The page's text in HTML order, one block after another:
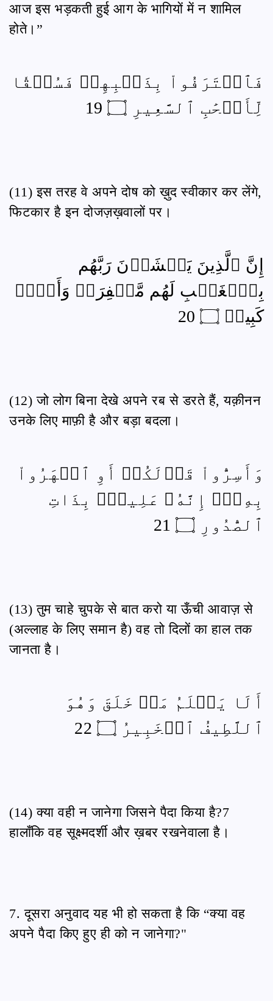
आज इस भड़कती हुई आग के भागियों में न शामिल
होते।”
فَٱعۡتَرَفُواْ بِذَنۢبِهِمۡ فَسُحۡقٗا
لِّأَصۡحَٰبِ ٱلسَّعِيرِ ۝ 19
(11) इस तरह वे अपने दोष को ख़ुद स्वीकार कर लेंगे,
फिटकार है इन दोजज़ख़वालों पर।
إِنَّ ٱلَّذِينَ يَخۡشَوۡنَ رَبَّهُم
بِٱلۡغَيۡبِ لَهُم مَّغۡفِرَةٞ وَأَجۡرٞ
كَبِيرٞ ۝ 20
(12) जो लोग बिना देखे अपने रब से डरते हैं, यक़ीनन
उनके लिए माफ़ी है और बड़ा बदला।
وَأَسِرُّواْ قَوۡلَكُمۡ أَوِ ٱجۡهَرُواْ
بِهِۦٓۖ إِنَّهُۥ عَلِيمُۢ بِذَاتِ
ٱلصُّدُورِ ۝ 21
(13) तुम चाहे चुपके से बात करो या ऊँची आवाज़ से
(अल्लाह के लिए समान है) वह तो दिलों का हाल तक
जानता है।
أَلَا يَعۡلَمُ مَنۡ خَلَقَ وَهُوَ
ٱللَّطِيفُ ٱلۡخَبِيرُ ۝ 22
(14) क्या वही न जानेगा जिसने पैदा किया है?7
हालाँकि वह सूक्ष्मदर्शी और ख़बर रखनेवाला है।
7. दूसरा अनुवाद यह भी हो सकता है कि “क्या वह
अपने पैदा किए हुए ही को न जानेगा?"